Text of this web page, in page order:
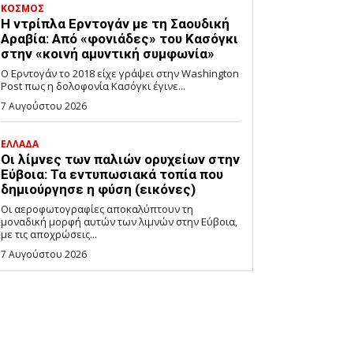
ΚΟΣΜΟΣ
Η ντρίπλα Ερντογάν με τη Σαουδική
Αραβία: Από «φονιάδες» του Κασόγκι
στην «κοινή αμυντική συμφωνία»
Ο Ερντογάν το 2018 είχε γράψει στην Washington
Post πως η δολοφονία Κασόγκι έγινε...
7 Αυγούστου 2026
ΕΛΛΑΔΑ
Οι λίμνες των παλιών ορυχείων στην
Εύβοια: Τα εντυπωσιακά τοπία που
δημιούργησε η φύση (εικόνες)
Οι αεροφωτογραφίες αποκαλύπτουν τη
μοναδική μορφή αυτών των λιμνών στην Εύβοια,
με τις αποχρώσεις...
7 Αυγούστου 2026